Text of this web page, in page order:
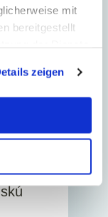
mit
bereitgestellt
zeigen
sa
a